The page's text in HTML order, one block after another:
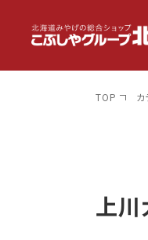
ツに進
む
TOP
上川